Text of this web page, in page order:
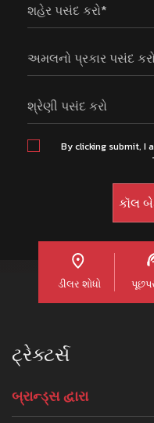
શહેર પસંદ કરો*
અમલનો પ્રકાર પસંદ
શ્રેણી પસંદ કરો
By clicking submit, I
ડીલર શોધો
ટ્રેક્ટર્સ
બ્રાન્ડ્સ દ્વારા